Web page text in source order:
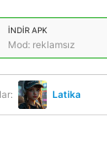
İNDIR APK
Mod: reklamsız
Latika